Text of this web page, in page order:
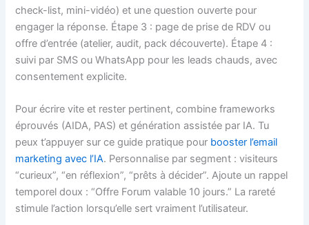
check-list, mini-vidéo) et une question ouverte pour
engager la réponse. Étape 3 : page de prise de RDV ou
offre d’entrée (atelier, audit, pack découverte). Étape 4 :
suivi par SMS ou WhatsApp pour les leads chauds, avec
consentement explicite.
Pour écrire vite et rester pertinent, combine frameworks
éprouvés (AIDA, PAS) et génération assistée par IA. Tu
peux t’appuyer sur ce guide pratique pour booster l’email
marketing avec l’IA. Personnalise par segment : visiteurs
“curieux”, “en réflexion”, “prêts à décider”. Ajoute un rappel
temporel doux : “Offre Forum valable 10 jours.” La rareté
stimule l’action lorsqu’elle sert vraiment l’utilisateur.